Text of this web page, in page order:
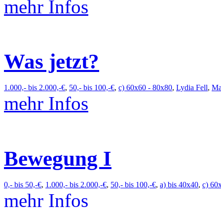
mehr Infos
Was jetzt?
1.000,- bis 2.000,-€, 50,- bis 100,-€, c) 60x60 - 80x80, Lydia Fell,
mehr Infos
Bewegung I
0,- bis 50,-€, 1.000,- bis 2.000,-€, 50,- bis 100,-€, a) bis 40x40, c)
mehr Infos